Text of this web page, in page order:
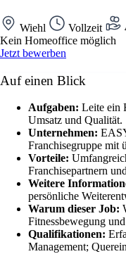
Wiehl Vollzeit
Kein Homeoffice möglich
Jetzt bewerben
Auf einen Blick
Aufgaben: Leite ein
Umsatz und Qualität.
Unternehmen:
Franchisegruppe mit
Vorteile:
Franchisepartnern
Weitere
persönliche
Warum dieser Job:
Fitnessbewegung
Qualifikationen:
Management;